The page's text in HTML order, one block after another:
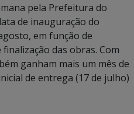
pela Prefeitura do
de inauguração do
em função de
das obras. Com
ganham mais um mês de
de entrega (17 de julho)